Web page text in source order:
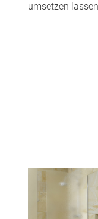
umsetzen